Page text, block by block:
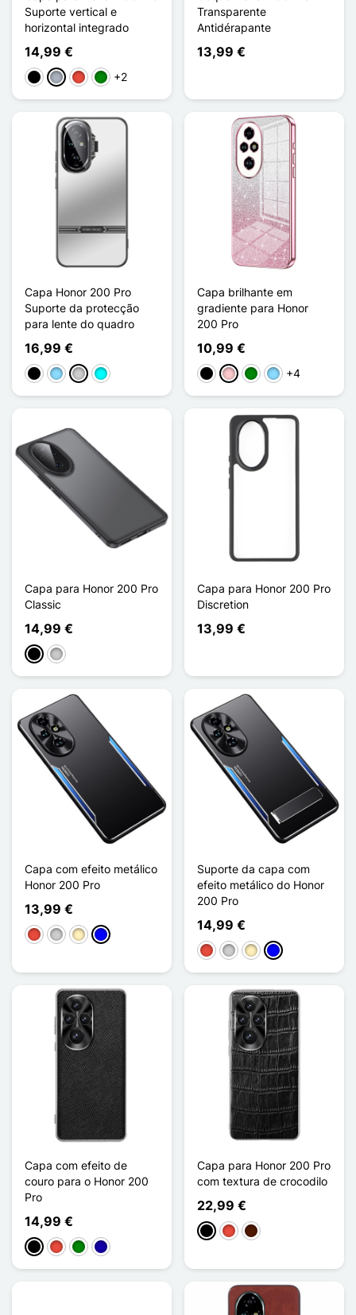
Suporte vertical e
horizontal integrado
14,99 €
PretoCinzentoVermelho
Verde
+2
Transparente
Antidérapante
13,99 €
Capa Honor 200 Pro
Suporte da protecção
para lente do quadro
16,99 €
PretoAzul Claro
PrataCiano
Capa brilhante em
gradiente para Honor
200 Pro
10,99 €
PretoRosaVerdeAzul Claro
+4
Capa para Honor 200 Pro
Classic
14,99 €
PretoTransparente
Capa para Honor 200 Pro
Discretion
13,99 €
Capa com efeito metálico
Honor 200 Pro
13,99 €
Vermelho
PrataOuroAzul
Suporte da capa com
efeito metálico do Honor
200 Pro
14,99 €
Vermelho
PrataOuroAzul
Capa com efeito de
couro para o Honor 200
Pro
14,99 €
PretoVermelho
VerdeAzul Escuro
Capa para Honor 200 Pro
com textura de crocodilo
22,99 €
PretoVermelhoCastanho escuro